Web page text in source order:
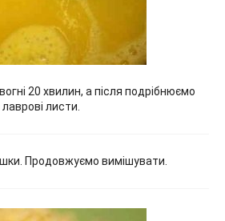
20 хвилин, а після подрібнюємо
листи.
Продовжуємо вимішувати.